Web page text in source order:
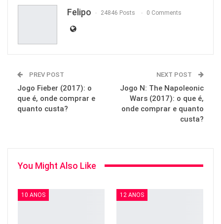
Email
Felipo 24846 Posts 0 Comments
PREV POST
Jogo Fieber (2017): o
que é, onde comprar e
quanto custa?
NEXT POST
Jogo N: The Napoleonic
Wars (2017): o que é,
onde comprar e quanto
custa?
You Might Also Like
10 ANOS 12 ANOS